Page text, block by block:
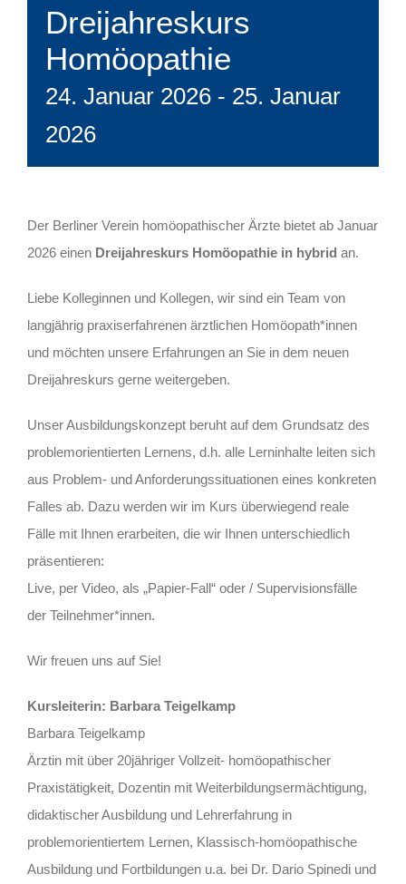
Dreijahreskurs
Homöopathie
24. Januar 2026 - 25. Januar
2026
Der Berliner Verein homöopathischer Ärzte bietet ab Januar
2026 einen Dreijahreskurs Homöopathie in hybrid an.
Liebe Kolleginnen und Kollegen, wir sind ein Team von
langjährig praxiserfahrenen ärztlichen Homöopath*innen
und möchten unsere Erfahrungen an Sie in dem neuen
Dreijahreskurs gerne weitergeben.
Unser Ausbildungskonzept beruht auf dem Grundsatz des
problemorientierten Lernens, d.h. alle Lerninhalte leiten sich
aus Problem- und Anforderungssituationen eines konkreten
Falles ab. Dazu werden wir im Kurs überwiegend reale
Fälle mit Ihnen erarbeiten, die wir Ihnen unterschiedlich
präsentieren:
Live, per Video, als „Papier-Fall“ oder / Supervisionsfälle
der Teilnehmer*innen.
Wir freuen uns auf Sie!
Kursleiterin: Barbara Teigelkamp
Barbara Teigelkamp
Ärztin mit über 20jähriger Vollzeit- homöopathischer
Praxistätigkeit, Dozentin mit Weiterbildungsermächtigung,
didaktischer Ausbildung und Lehrerfahrung in
problemorientiertem Lernen, Klassisch-homöopathische
Ausbildung und Fortbildungen u.a. bei Dr. Dario Spinedi und